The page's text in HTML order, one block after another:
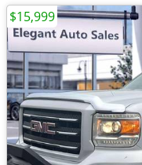
$15,999